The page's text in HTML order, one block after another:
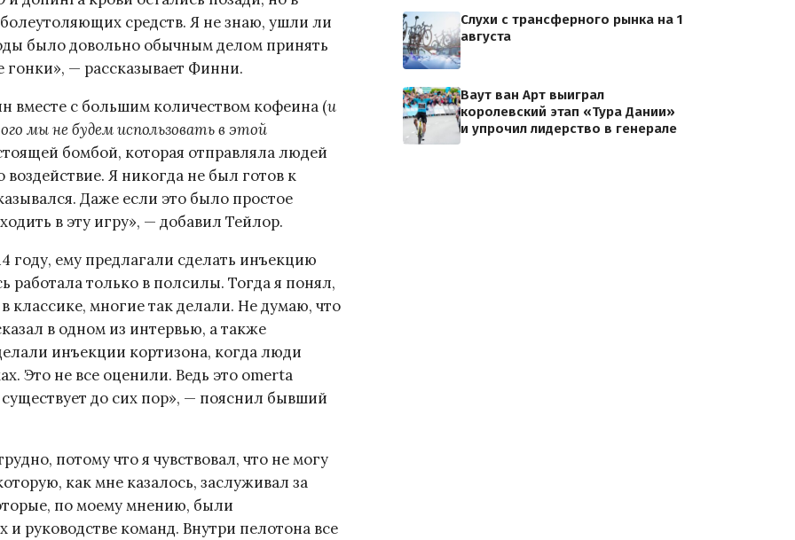
средств. Я не знаю, ушли ли
было довольно обычным делом принять
гонки», — рассказывает Финни.
вместе с большим количеством кофеина (и
мы не будем использовать в этой
бомбой, которая отправляла людей
Я никогда не был готов к
Даже если это было простое
в эту игру», — добавил Тейлор.
году, ему предлагали сделать инъекцию
работала только в полсилы. Тогда я понял,
классике, многие так делали. Не думаю, что
в одном из интервью, а также
инъекции кортизона, когда люди
Это не все оценили. Ведь это omerta
существует до сих пор», — пояснил бывший
потому что я чувствовал, что не могу
как мне казалось, заслуживал за
по моему мнению, были
руководстве команд. Внутри пелотона все
Слухи с трансферного рынка на 1
августа
Ваут ван Арт выиграл
королевский этап «Тура Дании»
и упрочил лидерство в генерале